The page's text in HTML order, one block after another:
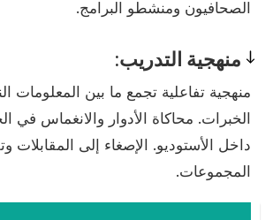
Prerequisites
الصحافيون ومنشطو البرامج.
منهجية التدريب:
Pedagogy
منهجية تفاعلية تجمع ما بين المعلومات
الخبرات. محاكاة الأدوار والانغماس في
داخل الأستوديو. الإصغاء إلى المقابلات
المجموعات.